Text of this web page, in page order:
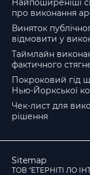
Найпоширеніші
про виконання
Виняток
відмовити у
Таймлайн
фактичного
Покроковий гід
Нью-Йоркської
Чек-лист для
рішення
Sitemap
ТОВ "ЕТЕРНІТІ ЛО